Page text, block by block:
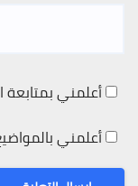
أعلمني بمتابعة
أعلمني